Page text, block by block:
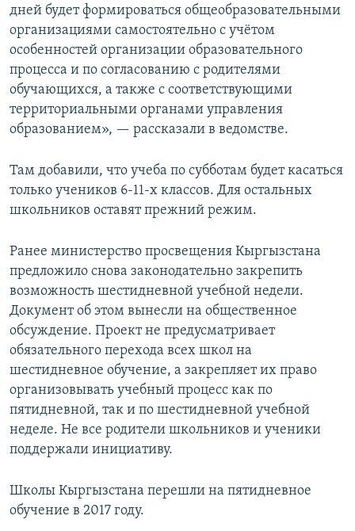
дней будет формироваться общеобразовательными
организациями самостоятельно с учётом
особенностей организации образовательного
процесса и по согласованию с родителями
обучающихся, а также с соответствующими
территориальными органами управления
образованием», — рассказали в ведомстве.
Там добавили, что учеба по субботам будет касаться
только учеников 6-11-х классов. Для остальных
школьников оставят прежний режим.
Ранее министерство просвещения Кыргызстана
предложило снова законодательно закрепить
возможность шестидневной учебной недели.
Документ об этом вынесли на общественное
обсуждение. Проект не предусматривает
обязательного перехода всех школ на
шестидневное обучение, а закрепляет их право
организовывать учебный процесс как по
пятидневной, так и по шестидневной учебной
неделе. Не все родители школьников и ученики
поддержали инициативу.
Школы Кыргызстана перешли на пятидневное
обучение в 2017 году.